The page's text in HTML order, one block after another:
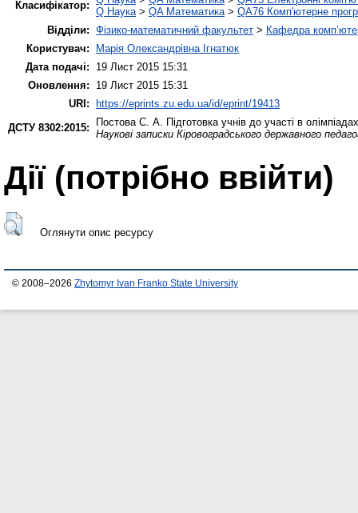
Класифікатор:
Q Наука > QA Математика > QA76 Комп'ютерне
Відділи: Фізико-математичний факультет > Кафедра
Користувач:
Марія Олександрівна Ігнатюк
Дата подачі:
19 Лист 2015 15:31
Оновлення:
19 Лист 2015 15:31
URI: https://eprints.zu.edu.ua/id/eprint/19413
ДСТУ 8302:2015:
Постова С. А. Підготовка учнів до участі в
Наукові записки Кіровоградського державного
Дії ​​(потрібно ввійти)
Оглянути опис ресурсу
© 2008–2026 Zhytomyr Ivan Franko State University